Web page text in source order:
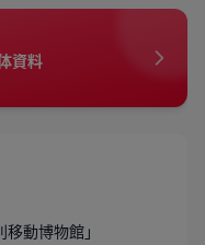
資料
動博物館」